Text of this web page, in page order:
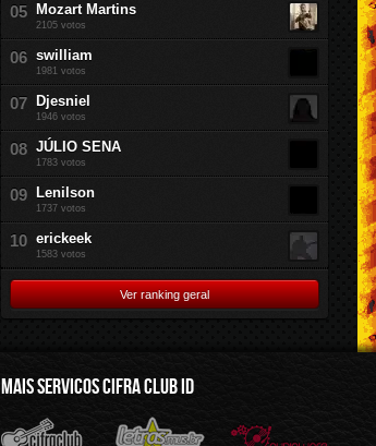
Mozart Martins
2105 votos
swilliam
1981 votos
Djesniel
1946 votos
JÚLIO SENA
1783 votos
Lenilson
1737 votos
erickeek
1583 votos
Ver ranking geral
MAIS SERVICOS CIFRA CLUB ID
Letras.mus.br Audioware